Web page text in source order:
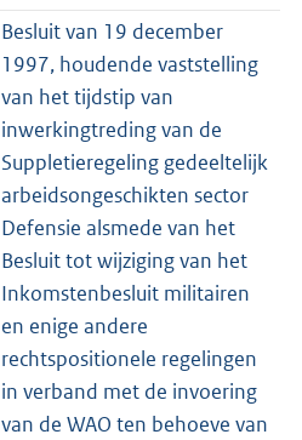
Besluit van 19 december
1997, houdende vaststelling
van het tijdstip van
inwerkingtreding van de
Suppletieregeling gedeeltelijk
arbeidsongeschikten sector
Defensie alsmede van het
Besluit tot wijziging van het
Inkomstenbesluit militairen
en enige andere
rechtspositionele regelingen
in verband met de invoering
van de WAO ten behoeve van